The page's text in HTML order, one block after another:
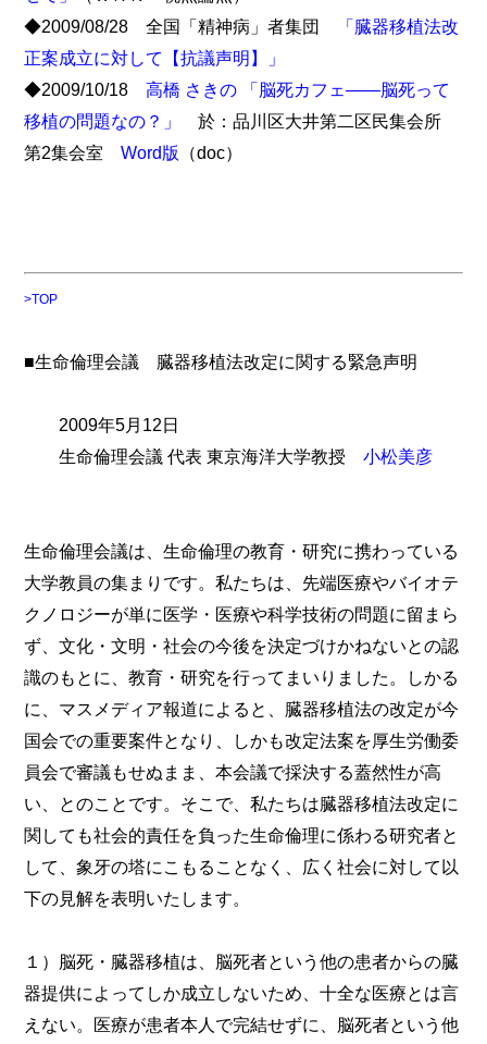
◆2009/08/28 全国「精神病」者集団
「臓器移植法改
正案成立に対して【抗議声明】」
◆2009/10/18高橋 さきの
「脳死カフェ――脳死って
移植の問題なの？」
於：品川区大井第二区民集会所
第2集会室Word版 （doc）
>TOP
■生命倫理会議 臓器移植法改定に関する緊急声明
2009年5月12日
生命倫理会議 代表 東京海洋大学教授小松美彦
生命倫理会議は、生命倫理の教育・研究に携わっている
大学教員の集まりです。私たちは、先端医療やバイオテ
クノロジーが単に医学・医療や科学技術の問題に留まら
ず、文化・文明・社会の今後を決定づけかねないとの認
識のもとに、教育・研究を行ってまいりました。しかる
に、マスメディア報道によると、臓器移植法の改定が今
国会での重要案件となり、しかも改定法案を厚生労働委
員会で審議もせぬまま、本会議で採決する蓋然性が高
い、とのことです。そこで、私たちは臓器移植法改定に
関しても社会的責任を負った生命倫理に係わる研究者と
して、象牙の塔にこもることなく、広く社会に対して以
下の見解を表明いたします。
１）脳死・臓器移植は、脳死者という他の患者からの臓
器提供によってしか成立しないため、十全な医療とは言
えない。医療が患者本人で完結せずに、脳死者という他